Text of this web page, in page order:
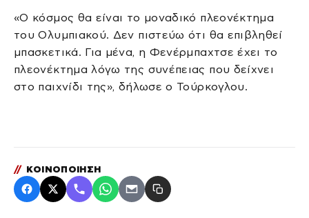
«Ο κόσμος θα είναι το μοναδικό πλεονέκτημα
του Ολυμπιακού. Δεν πιστεύω ότι θα επιβληθεί
μπασκετικά. Για μένα, η Φενέρμπαχτσε έχει το
πλεονέκτημα λόγω της συνέπειας που δείχνει
στο παιχνίδι της», δήλωσε ο Τούρκογλου.
// ΚΟΙΝΟΠΟΙΗΣΗ